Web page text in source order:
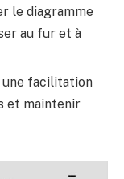
le diagramme
au fur et à
une facilitation
et maintenir